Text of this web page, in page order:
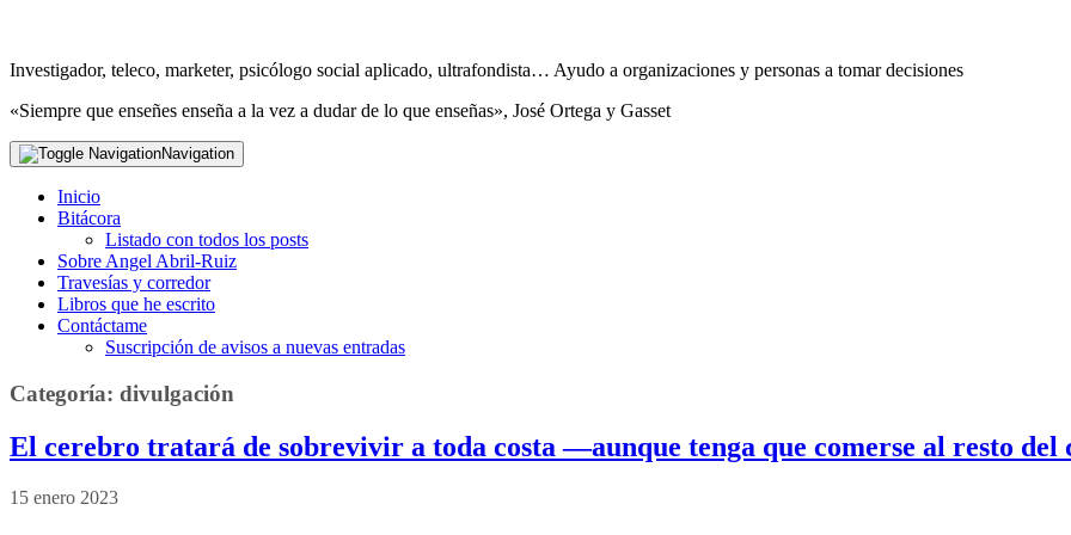
Investigador, teleco, marketer, psicólogo social aplicado, ultrafondista… Ayudo a organizaciones y personas a tomar decisiones
«Siempre que enseñes enseña a la vez a dudar de lo que enseñas», José Ortega y Gasset
Navigation
Inicio
Bitácora
Listado con todos los posts
Sobre Angel Abril-Ruiz
Travesías y corredor
Libros que he escrito
Contáctame
Suscripción de avisos a nuevas entradas
Categoría: divulgación
El cerebro tratará de sobrevivir a toda costa —aunque tenga que comerse al resto del
15 enero 2023